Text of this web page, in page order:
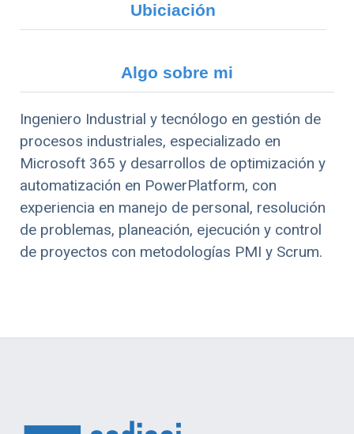
Ubiciación
Algo sobre mi
Ingeniero Industrial y tecnólogo en gestión de
procesos industriales, especializado en
Microsoft 365 y desarrollos de optimización y
automatización en PowerPlatform, con
experiencia en manejo de personal, resolución
de problemas, planeación, ejecución y control
de proyectos con metodologías PMI y Scrum.